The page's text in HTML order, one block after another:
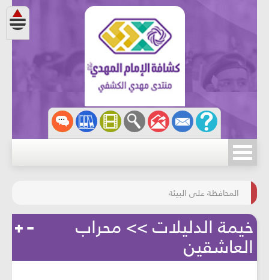
مسابقة الركب الحسينيّ
المحافظة على البيئة
خيمة الدليلات >> محراب
العاشقين